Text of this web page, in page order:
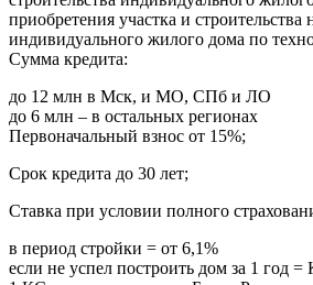
приобретения участка и строительства
индивидуального жилого дома по
Сумма кредита:
до 12 млн в Мск, и МО, СПб и ЛО
до 6 млн – в остальных регионах
Первоначальный взнос от 15%;
Срок кредита до 30 лет;
Ставка при условии полного
в период стройки = от 6,1%
если не успел построить дом за 1 год